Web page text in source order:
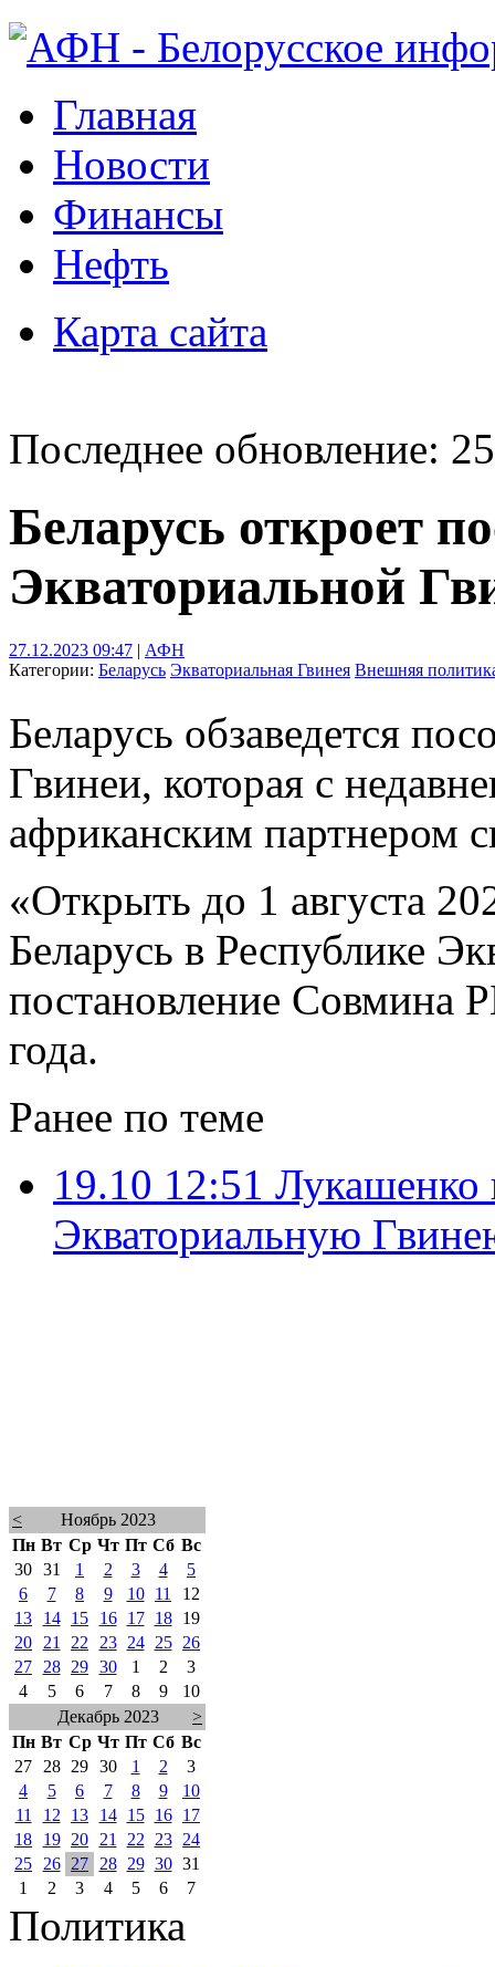
Главная
Новости
Финансы
Нефть
Карта сайта
Последнее обновление:
Беларусь откроет
Экваториальной
27.12.2023 09:47 | АФН
Категории: Беларусь Экваториальная Гвинея Внешняя
Беларусь обзаведется
Гвинеи, которая с
африканским партнером
«Открыть до 1 августа
Беларусь в Республике
постановление Совмина
года.
Ранее по теме
19.10 12:51 Лукашенко
Экваториальную
<
Ноябрь 2023
Пн Вт Ср Чт Пт Сб Вс
30 31 1 2 3 4
5
6
7 8 9 10 11
12
13
14 15 16 17 18
19
20
21 22 23 24 25
26
27
28 29 30 1 2
3
4
5 6 7 8 9
10
Декабрь 2023
>
Пн Вт Ср Чт Пт Сб Вс
27
28 29 30 1 2
3
4
5 6 7 8 9
10
11
12 13 14 15 16
17
18
19 20 21 22 23
24
25
26 27 28 29 30 31
1
2 3 4 5 6 7
Политика